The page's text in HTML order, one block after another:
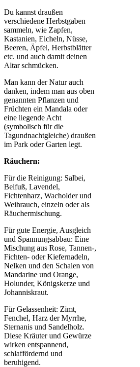
Du kannst draußen
verschiedene Herbstgaben
sammeln, wie Zapfen,
Kastanien, Eicheln, Nüsse,
Beeren, Äpfel, Herbstblätter
etc. und auch damit deinen
Altar schmücken.
Man kann der Natur auch
danken, indem man aus oben
genannten Pflanzen und
Früchten ein Mandala oder
eine liegende Acht
(symbolisch für die
Tagundnachtgleiche) draußen
im Park oder Garten legt.
Räuchern:
Für die Reinigung: Salbei,
Beifuß, Lavendel,
Fichtenharz, Wacholder und
Weihrauch, einzeln oder als
Räuchermischung.
Für gute Energie, Ausgleich
und Spannungsabbau: Eine
Mischung aus Rose, Tannen-,
Fichten- oder Kiefernadeln,
Nelken und den Schalen von
Mandarine und Orange,
Holunder, Königskerze und
Johanniskraut.
Für Gelassenheit: Zimt,
Fenchel, Harz der Myrrhe,
Sternanis und Sandelholz.
Diese Kräuter und Gewürze
wirken entspannend,
schlaffördernd und
beruhigend.